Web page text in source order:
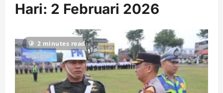
Hari: 2 Februari 2026
2 minutes read